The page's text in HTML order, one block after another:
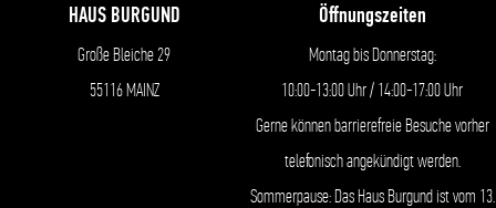
HAUS BURGUND
Große Bleiche 29
55116 MAINZ
Öffnungszeiten
Montag bis Donnerstag:
10:00-13:00 Uhr / 14:00-17:00 Uhr
Gerne können barrierefreie Besuche vorher
telefonisch angekündigt werden.
Sommerpause: Das Haus Burgund ist vom 13.